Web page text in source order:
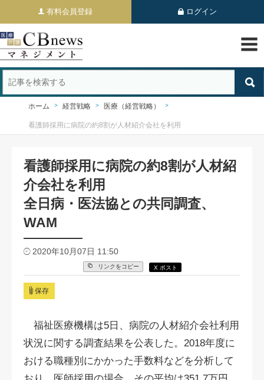
有料会員登録 ログイン
ホーム 経営戦略 医療（経営戦略）
看護師採用に病院の約8割が人材紹介会社を利用
看護師採用に病院の約8割が人材紹
介会社を利用
全日病・医法協との共同調査、
WAM
2020年10月07日 11:50
リンクをコピー X ポスト
保存
福祉医療機構は5日、病院の人材紹介会社利用
状況に関する調査結果を公表した。2018年度に
おける職種別にかかった手数料などを分析して